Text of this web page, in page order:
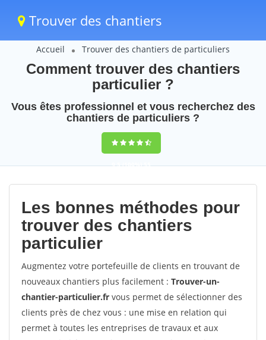
Trouver des chantiers
Accueil Trouver des chantiers de particuliers
Comment trouver des chantiers
particulier ?
Vous êtes professionnel et vous recherchez des
chantiers de particuliers ?
9,5(100%)55
votes
Les bonnes méthodes pour
trouver des chantiers
particulier
Augmentez votre portefeuille de clients en trouvant de
nouveaux chantiers plus facilement : Trouver-un-
chantier-particulier.fr vous permet de sélectionner des
clients près de chez vous : une mise en relation qui
permet à toutes les entreprises de travaux et aux